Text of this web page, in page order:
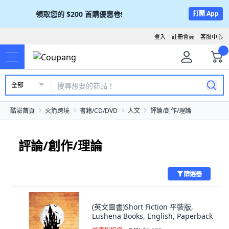
領取您的 $200 首購優惠卷! 打開 App
客服中心
註冊會員
登入
全部
酷澎首頁 火箭跨境 書籍/CD/DVD 人文 評論/創作/理論
評論/創作/理論
篩選器
(英文圖書)Short Fiction 平裝版,
Lushena Books, English, Paperback